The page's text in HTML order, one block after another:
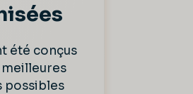
été conçus
possibles